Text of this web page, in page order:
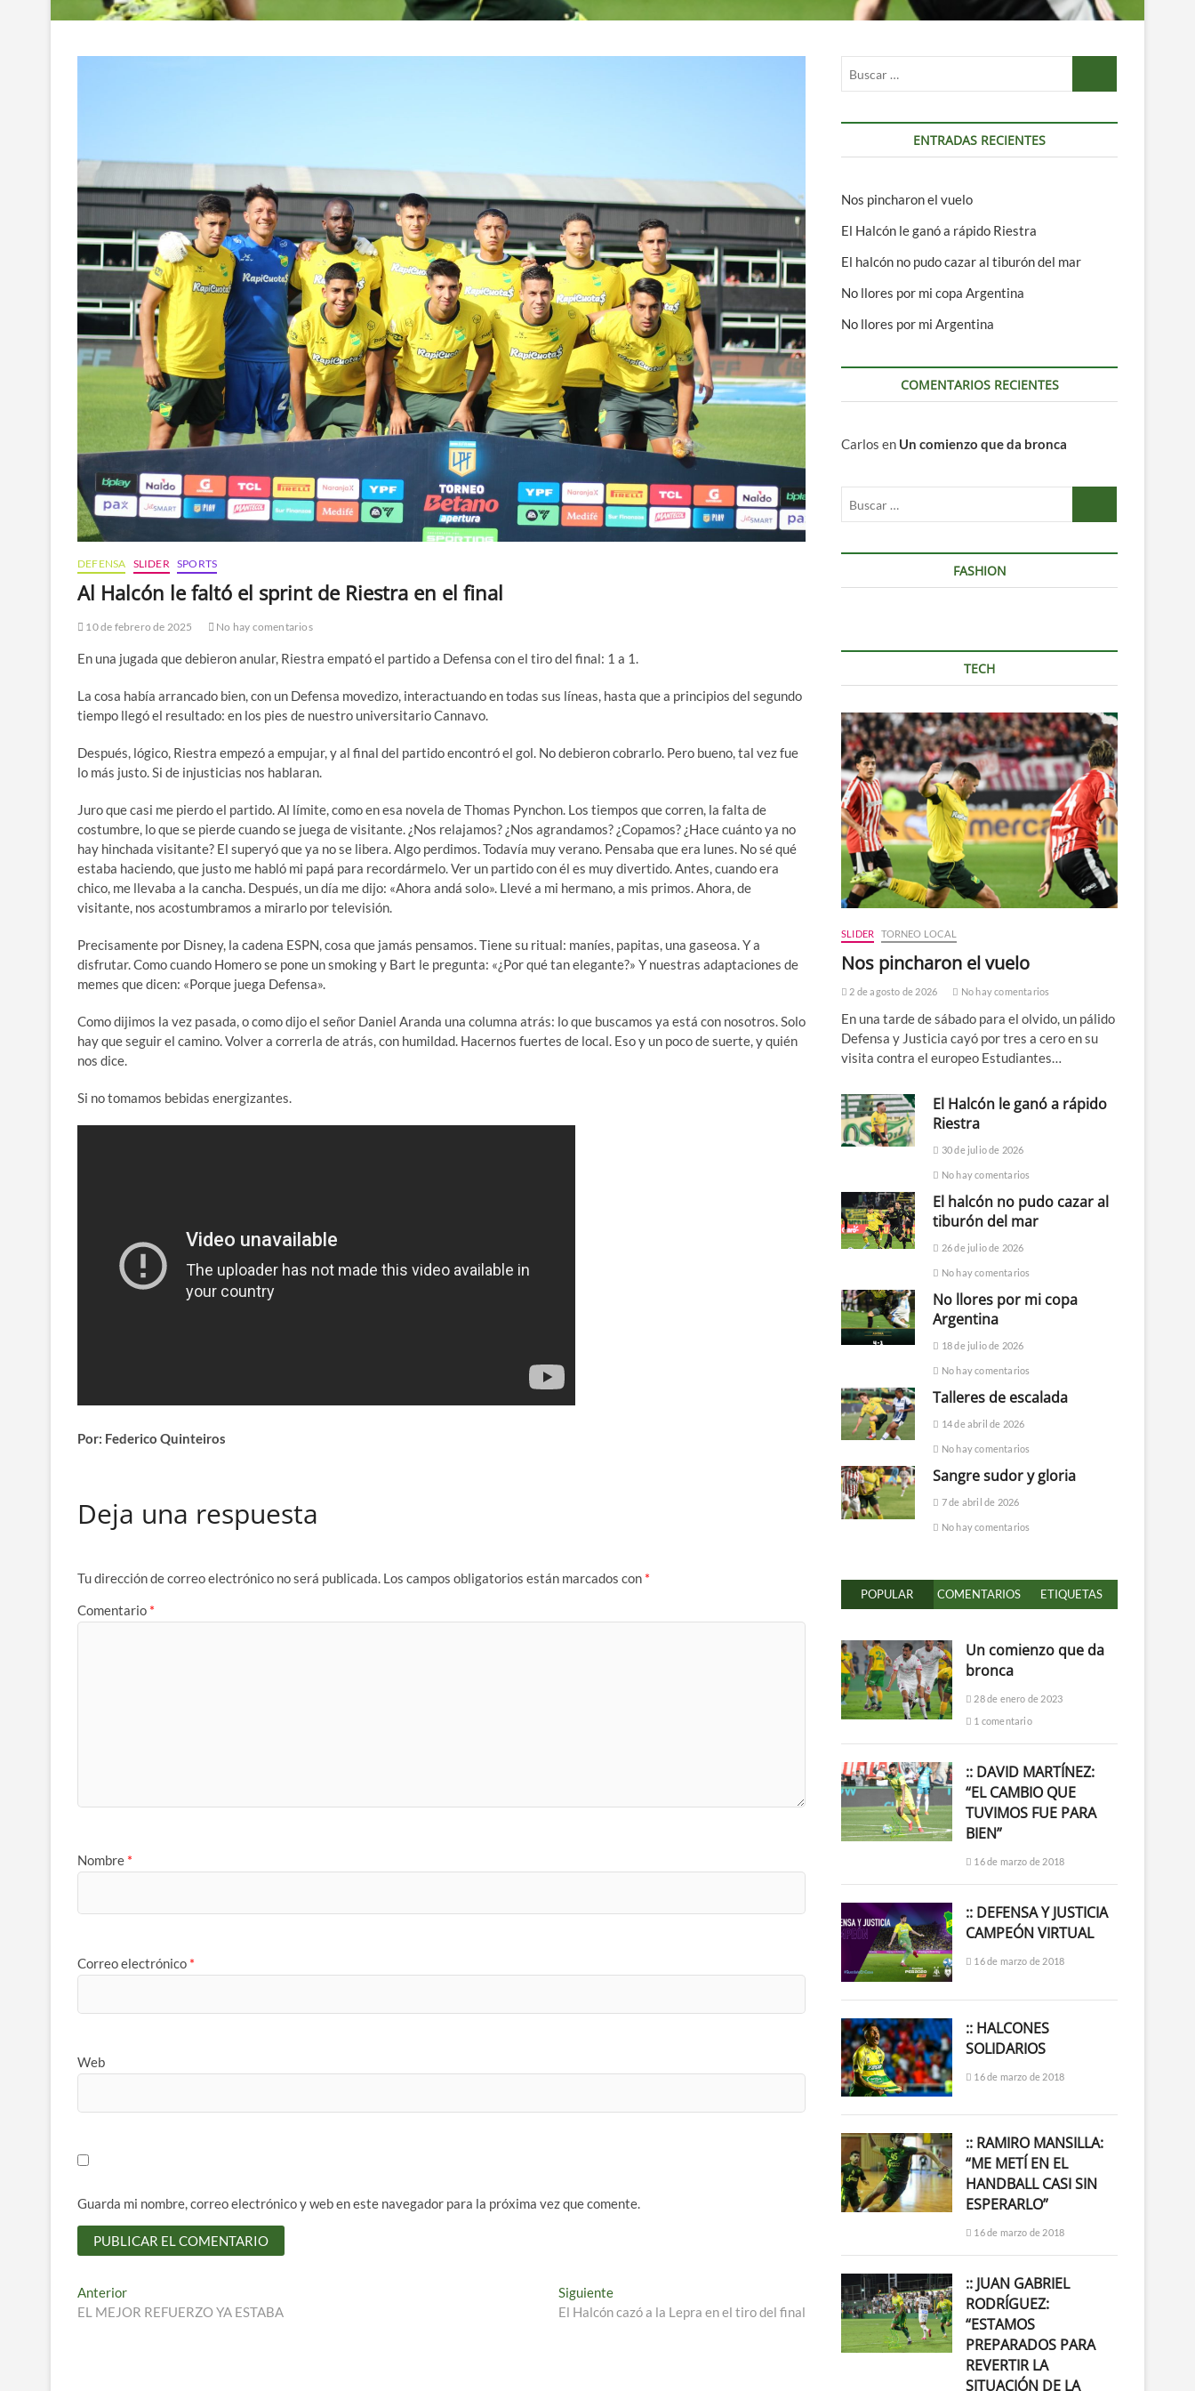
DEFENSA SLIDER SPORTS
Al Halcón le faltó el sprint de Riestra en el final
10 de febrero de 2025 No hay comentarios
En una jugada que debieron anular, Riestra empató el partido a Defensa con el tiro del final: 1 a 1.
La cosa había arrancado bien, con un Defensa movedizo, interactuando en todas sus líneas, hasta que a principios del segundo
tiempo llegó el resultado: en los pies de nuestro universitario Cannavo.
Después, lógico, Riestra empezó a empujar, y al final del partido encontró el gol. No debieron cobrarlo. Pero bueno, tal vez fue
lo más justo. Si de injusticias nos hablaran.
Juro que casi me pierdo el partido. Al límite, como en esa novela de Thomas Pynchon. Los tiempos que corren, la falta de
costumbre, lo que se pierde cuando se juega de visitante. ¿Nos relajamos? ¿Nos agrandamos? ¿Copamos? ¿Hace cuánto ya no
hay hinchada visitante? El superyó que ya no se libera. Algo perdimos. Todavía muy verano. Pensaba que era lunes. No sé qué
estaba haciendo, que justo me habló mi papá para recordármelo. Ver un partido con él es muy divertido. Antes, cuando era
chico, me llevaba a la cancha. Después, un día me dijo: «Ahora andá solo». Llevé a mi hermano, a mis primos. Ahora, de
visitante, nos acostumbramos a mirarlo por televisión.
Precisamente por Disney, la cadena ESPN, cosa que jamás pensamos. Tiene su ritual: maníes, papitas, una gaseosa. Y a
disfrutar. Como cuando Homero se pone un smoking y Bart le pregunta: «¿Por qué tan elegante?» Y nuestras adaptaciones de
memes que dicen: «Porque juega Defensa».
Como dijimos la vez pasada, o como dijo el señor Daniel Aranda una columna atrás: lo que buscamos ya está con nosotros. Solo
hay que seguir el camino. Volver a correrla de atrás, con humildad. Hacernos fuertes de local. Eso y un poco de suerte, y quién
nos dice.
Si no tomamos bebidas energizantes.
Por: Federico Quinteiros
Deja una respuesta
Tu dirección de correo electrónico no será publicada. Los campos obligatorios están marcados con *
Comentario *
Nombre *
Correo electrónico *
Web
Guarda mi nombre, correo electrónico y web en este navegador para la próxima vez que comente.
Navegación
de
AnteriorEntrada
anterior:
EL MEJOR REFUERZO YA ESTABA
SiguienteEntrada
siguiente:
El Halcón cazó a la Lepra en el tiro del final
ENTRADAS RECIENTES
Nos pincharon el vuelo
El Halcón le ganó a rápido Riestra
El halcón no pudo cazar al tiburón del mar
No llores por mi copa Argentina
No llores por mi Argentina
COMENTARIOS RECIENTES
Carlos en Un comienzo que da bronca
FASHION
TECH
SLIDER TORNEO LOCAL
Nos pincharon el vuelo
2 de agosto de 2026 No hay comentarios
En una tarde de sábado para el olvido, un pálido
Defensa y Justicia cayó por tres a cero en su
visita contra el europeo Estudiantes…
El Halcón le ganó a rápido
Riestra
30 de julio de 2026
No hay comentarios
El halcón no pudo cazar al
tiburón del mar
26 de julio de 2026
No hay comentarios
No llores por mi copa
Argentina
18 de julio de 2026
No hay comentarios
Talleres de escalada
14 de abril de 2026
No hay comentarios
Sangre sudor y gloria
7 de abril de 2026
No hay comentarios
POPULAR COMENTARIOS ETIQUETAS
Un comienzo que da
bronca
28 de enero de 2023
1 comentario
:: DAVID MARTÍNEZ:
“EL CAMBIO QUE
TUVIMOS FUE PARA
BIEN”
16 de marzo de 2018
:: DEFENSA Y JUSTICIA
CAMPEÓN VIRTUAL
16 de marzo de 2018
:: HALCONES
SOLIDARIOS
16 de marzo de 2018
:: RAMIRO MANSILLA:
“ME METÍ EN EL
HANDBALL CASI SIN
ESPERARLO”
16 de marzo de 2018
:: JUAN GABRIEL
RODRÍGUEZ:
“ESTAMOS
PREPARADOS PARA
REVERTIR LA
SITUACIÓN DE LA